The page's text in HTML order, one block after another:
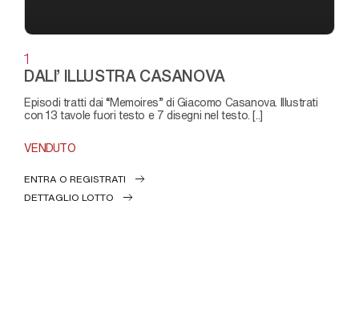
1
DALI’ ILLUSTRA CASANOVA
episodi tratti dai “Memoires” di Giacomo Casanova. Illustrati
con 13 tavole fuori testo e 7 disegni nel testo. [..]
VENDUTO
ENTRA O REGISTRATI
DETTAGLIO LOTTO